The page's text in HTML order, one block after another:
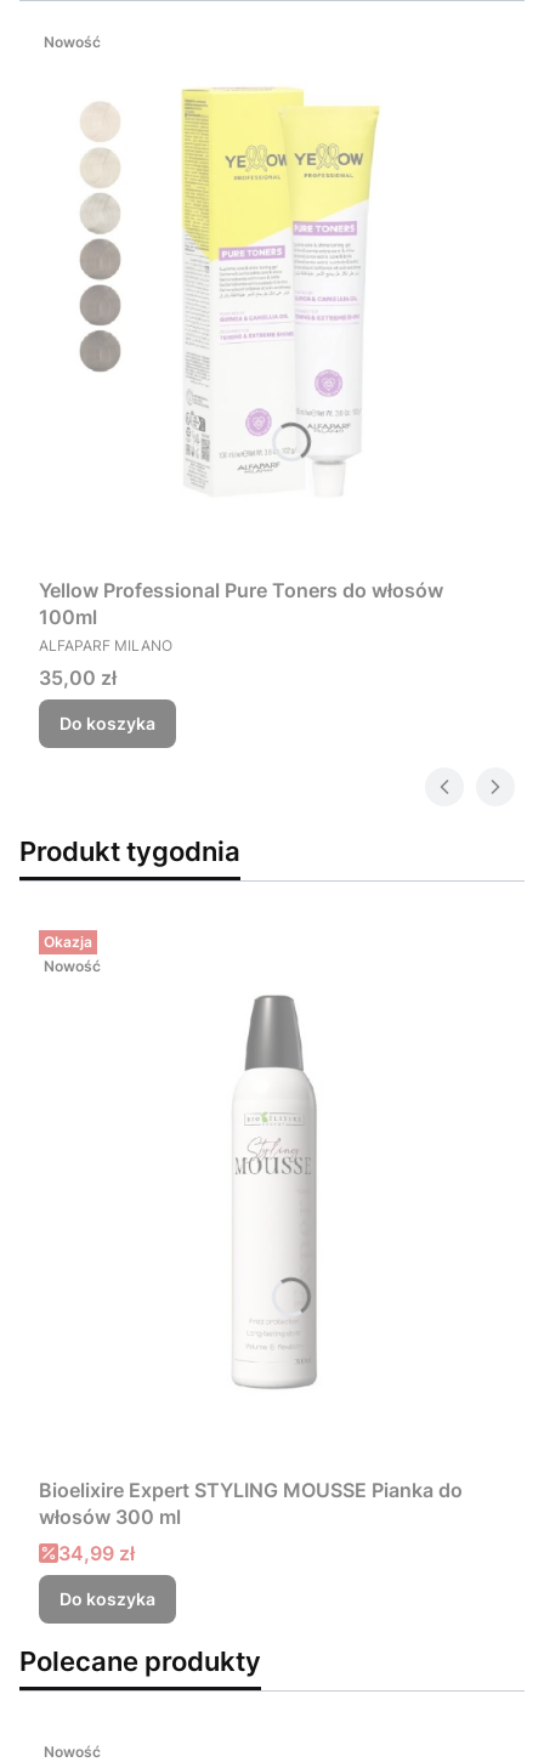
Nowość
Yellow Professional Pure Toners do włosów
100ml
PRODUCENT
ALFAPARF MILANO
Cena
35,00 zł
Do koszyka
Produkt tygodnia
Okazja
Nowość
Bioelixire Expert STYLING MOUSSE Pianka do
włosów 300 ml
Cena promocyjna
34,99 zł
Do koszyka
Polecane produkty
Nowość